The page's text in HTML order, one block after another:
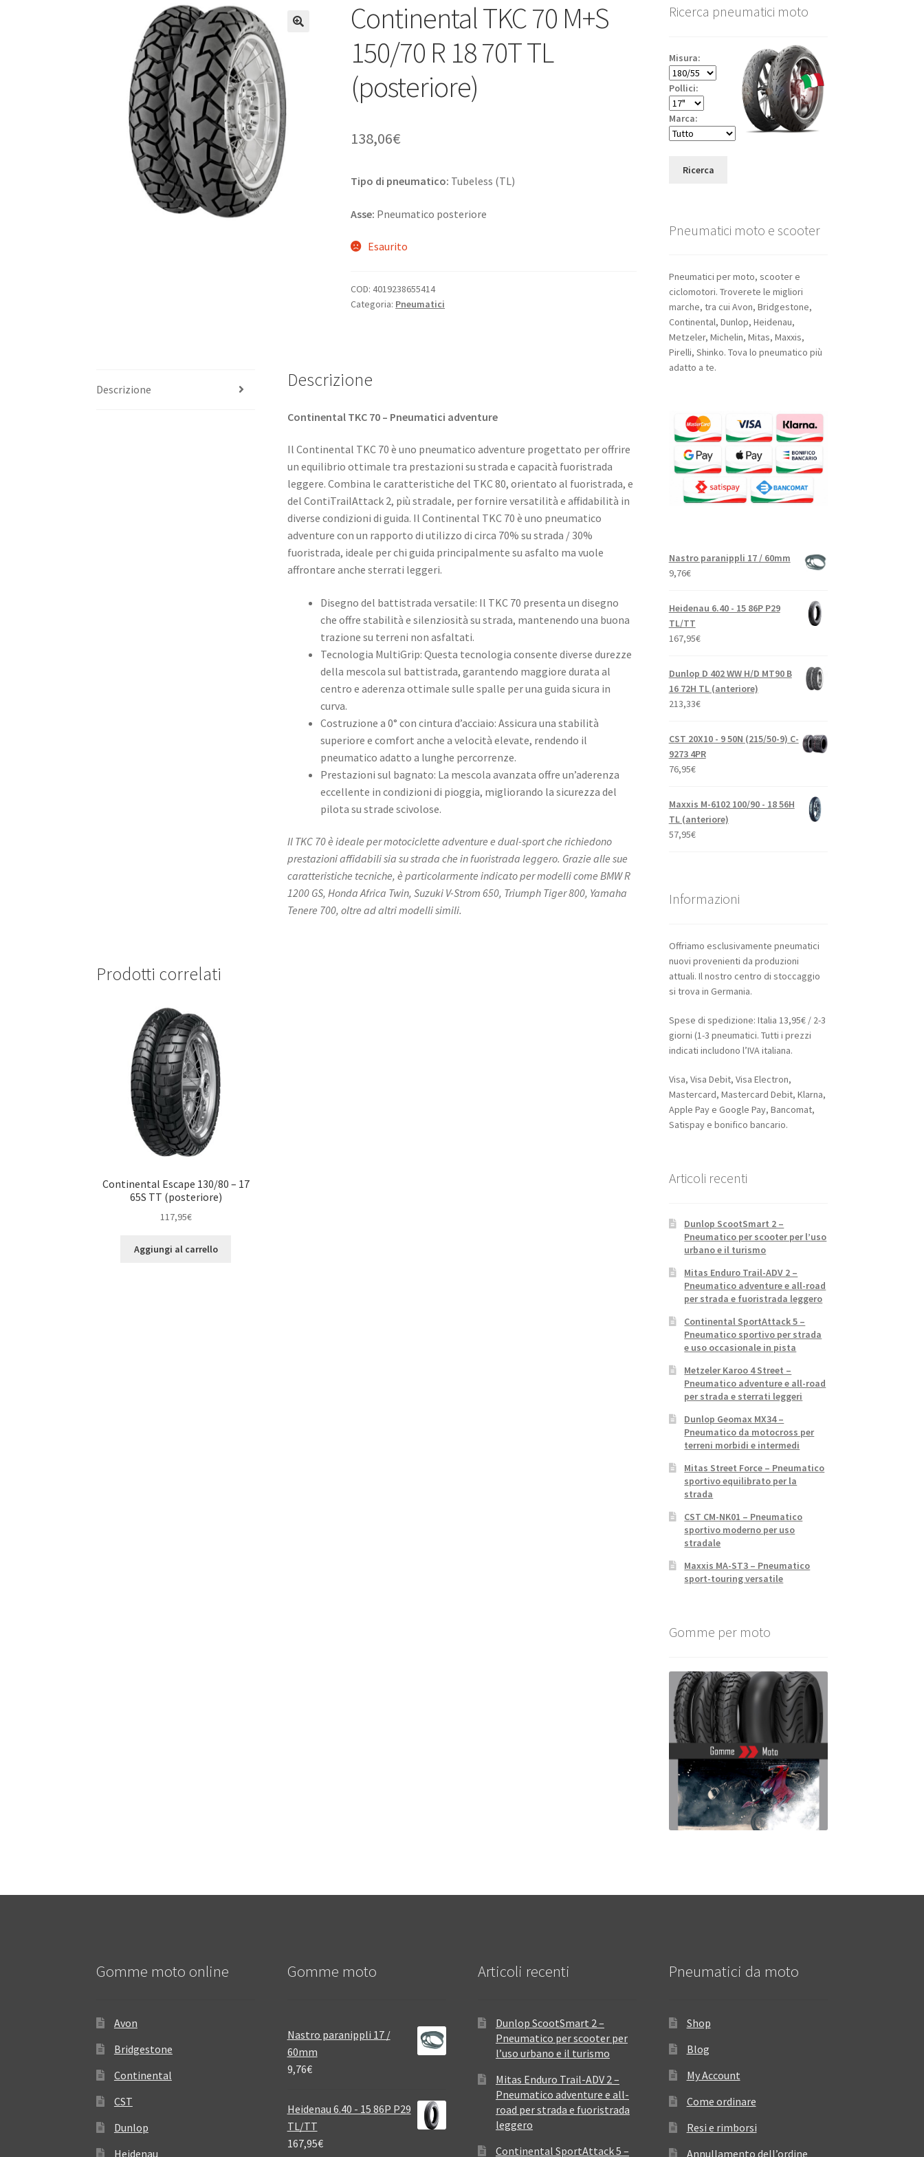
Continental TKC 70 M+S
150/70 R 18 70T TL
(posteriore)
138,06€
Tipo di pneumatico: Tubeless (TL)
Asse: Pneumatico posteriore
Esaurito
COD:4019238655414
Categoria: Pneumatici
Descrizione Descrizione
Continental TKC 70 – Pneumatici adventure
Il Continental TKC 70 è uno pneumatico adventure progettato per offrire
un equilibrio ottimale tra prestazioni su strada e capacità fuoristrada
leggere. Combina le caratteristiche del TKC 80, orientato al fuoristrada, e
del ContiTrailAttack 2, più stradale, per fornire versatilità e affidabilità in
diverse condizioni di guida. ​Il Continental TKC 70 è uno pneumatico
adventure con un rapporto di utilizzo di circa 70% su strada / 30%
fuoristrada, ideale per chi guida principalmente su asfalto ma vuole
affrontare anche sterrati leggeri.
Disegno del battistrada versatile: Il TKC 70 presenta un disegno
che offre stabilità e silenziosità su strada, mantenendo una buona
trazione su terreni non asfaltati. ​
Tecnologia MultiGrip: Questa tecnologia consente diverse durezze
della mescola sul battistrada, garantendo maggiore durata al
centro e aderenza ottimale sulle spalle per una guida sicura in
curva. ​
Costruzione a 0° con cintura d’acciaio: Assicura una stabilità
superiore e comfort anche a velocità elevate, rendendo il
pneumatico adatto a lunghe percorrenze. ​
Prestazioni sul bagnato: La mescola avanzata offre un’aderenza
eccellente in condizioni di pioggia, migliorando la sicurezza del
pilota su strade scivolose. ​
Il TKC 70 è ideale per motociclette adventure e dual-sport che richiedono
prestazioni affidabili sia su strada che in fuoristrada leggero. Grazie alle sue
caratteristiche tecniche, è particolarmente indicato per modelli come BMW R
1200 GS, Honda Africa Twin, Suzuki V-Strom 650, Triumph Tiger 800, Yamaha
Tenere 700, oltre ad altri modelli simili.
Prodotti correlati
Continental Escape 130/80 – 17
65S TT (posteriore)
117,95€
Aggiungi al carrello
Ricerca pneumatici moto
Misura:
Pollici:
Marca:
Ricerca
Pneumatici moto e scooter
Pneumatici per moto, scooter e
ciclomotori. Troverete le migliori
marche, tra cui Avon, Bridgestone,
Continental, Dunlop, Heidenau,
Metzeler, Michelin, Mitas, Maxxis,
Pirelli, Shinko. Tova lo pneumatico più
adatto a te.
Nastro paranippli 17 / 60mm
9,76€
Heidenau 6.40 - 15 86P P29
TL/TT
167,95€
Dunlop D 402 WW H/D MT90 B
16 72H TL (anteriore)
213,33€
CST 20X10 - 9 50N (215/50-9) C-
9273 4PR
76,95€
Maxxis M-6102 100/90 - 18 56H
TL (anteriore)
57,95€
Informazioni
Offriamo esclusivamente pneumatici
nuovi provenienti da produzioni
attuali. Il nostro centro di stoccaggio
si trova in Germania.
Spese di spedizione: Italia 13,95€ / 2-3
giorni (1-3 pneumatici. Tutti i prezzi
indicati includono l’IVA italiana.
Visa, Visa Debit, Visa Electron,
Mastercard, Mastercard Debit, Klarna,
Apple Pay e Google Pay, Bancomat,
Satispay e bonifico bancario.
Articoli recenti
Dunlop ScootSmart 2 –
Pneumatico per scooter per l’uso
urbano e il turismo
Mitas Enduro Trail-ADV 2 –
Pneumatico adventure e all-road
per strada e fuoristrada leggero
Continental SportAttack 5 –
Pneumatico sportivo per strada
e uso occasionale in pista
Metzeler Karoo 4 Street –
Pneumatico adventure e all-road
per strada e sterrati leggeri
Dunlop Geomax MX34 –
Pneumatico da motocross per
terreni morbidi e intermedi
Mitas Street Force – Pneumatico
sportivo equilibrato per la
strada
CST CM-NK01 – Pneumatico
sportivo moderno per uso
stradale
Maxxis MA-ST3 – Pneumatico
sport-touring versatile
Gomme per moto
Gomme moto online
Avon
Bridgestone
Continental
CST
Dunlop
Heidenau
Gomme moto
Nastro paranippli 17 /
60mm
9,76€
Heidenau 6.40 - 15 86P P29
TL/TT
167,95€
Articoli recenti
Dunlop ScootSmart 2 –
Pneumatico per scooter per
l’uso urbano e il turismo
Mitas Enduro Trail-ADV 2 –
Pneumatico adventure e all-
road per strada e fuoristrada
leggero
Continental SportAttack 5 –
Pneumatici da moto
Shop
Blog
My Account
Come ordinare
Resi e rimborsi
Annullamento dell’ordine